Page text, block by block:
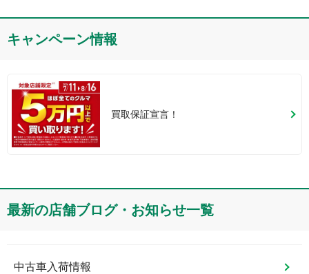
キャンペーン情報
買取保証宣言！
最新の店舗ブログ・お知らせ一覧
中古車入荷情報